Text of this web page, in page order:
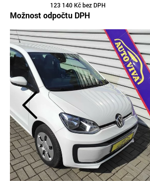
123 140 Kč bez DPH
Možnost odpočtu DPH